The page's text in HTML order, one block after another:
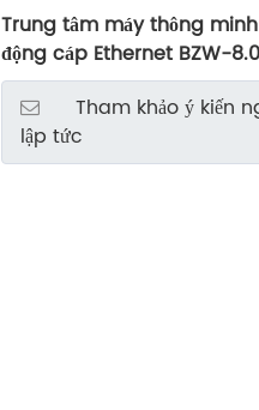
Trung tâm máy thông
động cáp Ethernet BZW-
Tham khảo ý kiến
lập tức